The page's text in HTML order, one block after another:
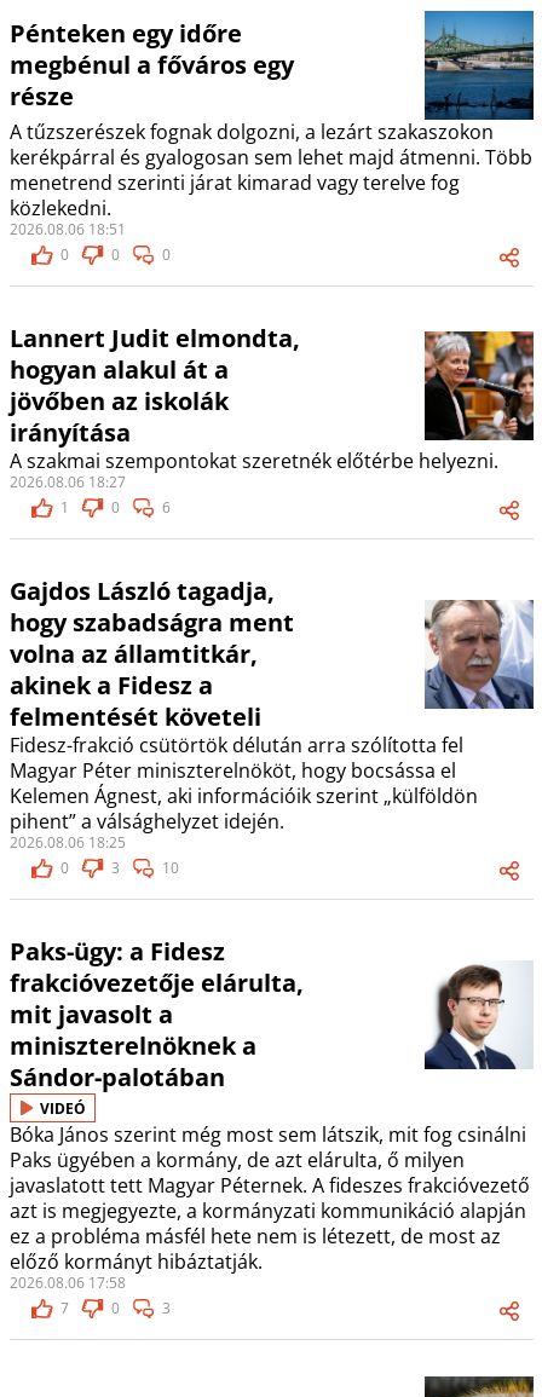
Pénteken egy időre
megbénul a főváros egy
része
A tűzszerészek fognak dolgozni, a lezárt szakaszokon
kerékpárral és gyalogosan sem lehet majd átmenni. Több
menetrend szerinti járat kimarad vagy terelve fog
közlekedni.
2026.08.06 18:51
0
0 0
Lannert Judit elmondta,
hogyan alakul át a
jövőben az iskolák
irányítása
A szakmai szempontokat szeretnék előtérbe helyezni.
2026.08.06 18:27
1
0 6
Gajdos László tagadja,
hogy szabadságra ment
volna az államtitkár,
akinek a Fidesz a
felmentését követeli
Fidesz-frakció csütörtök délután arra szólította fel
Magyar Péter miniszterelnököt, hogy bocsássa el
Kelemen Ágnest, aki információik szerint „külföldön
pihent” a válsághelyzet idején.
2026.08.06 18:25
0
3 10
Paks-ügy: a Fidesz
frakcióvezetője elárulta,
mit javasolt a
miniszterelnöknek a
Sándor-palotában
VIDEÓ
Bóka János szerint még most sem látszik, mit fog csinálni
Paks ügyében a kormány, de azt elárulta, ő milyen
javaslatott tett Magyar Péternek. A fideszes frakcióvezető
azt is megjegyezte, a kormányzati kommunikáció alapján
ez a probléma másfél hete nem is létezett, de most az
előző kormányt hibáztatják.
2026.08.06 17:58
7
0 3